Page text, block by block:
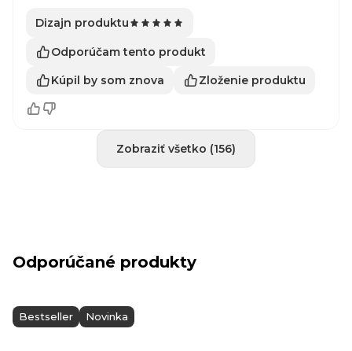
Dizajn produktu
Odporúčam tento produkt
Kúpil by som znova
Zloženie produktu
Zobraziť všetko (156)
Odporúčané produkty
Bestseller Novinka